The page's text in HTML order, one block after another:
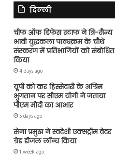
दिल्ली
चीफ ऑफ डिफेंस स्टाफ ने त्रि-सैन्य
भावी युद्धकला पाठ्यक्रम के चौथे
संस्करण में प्रतिभागियों को संबोधित
किया
4 days ago
यूपी को कर हिस्सेदारी के अग्रिम
भुगतान पर सीएम योगी ने जताया
पीएम मोदी का आभार
5 days ago
सेना प्रमुख ने स्वदेशी एक्सट्रीम वेदर
ग्रेड डीजल लॉन्च किया
1 week ago